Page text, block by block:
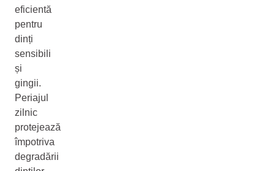
eficientă
pentru
dinți
sensibili
și
gingii.
Periajul
zilnic
protejează
împotriva
degradării